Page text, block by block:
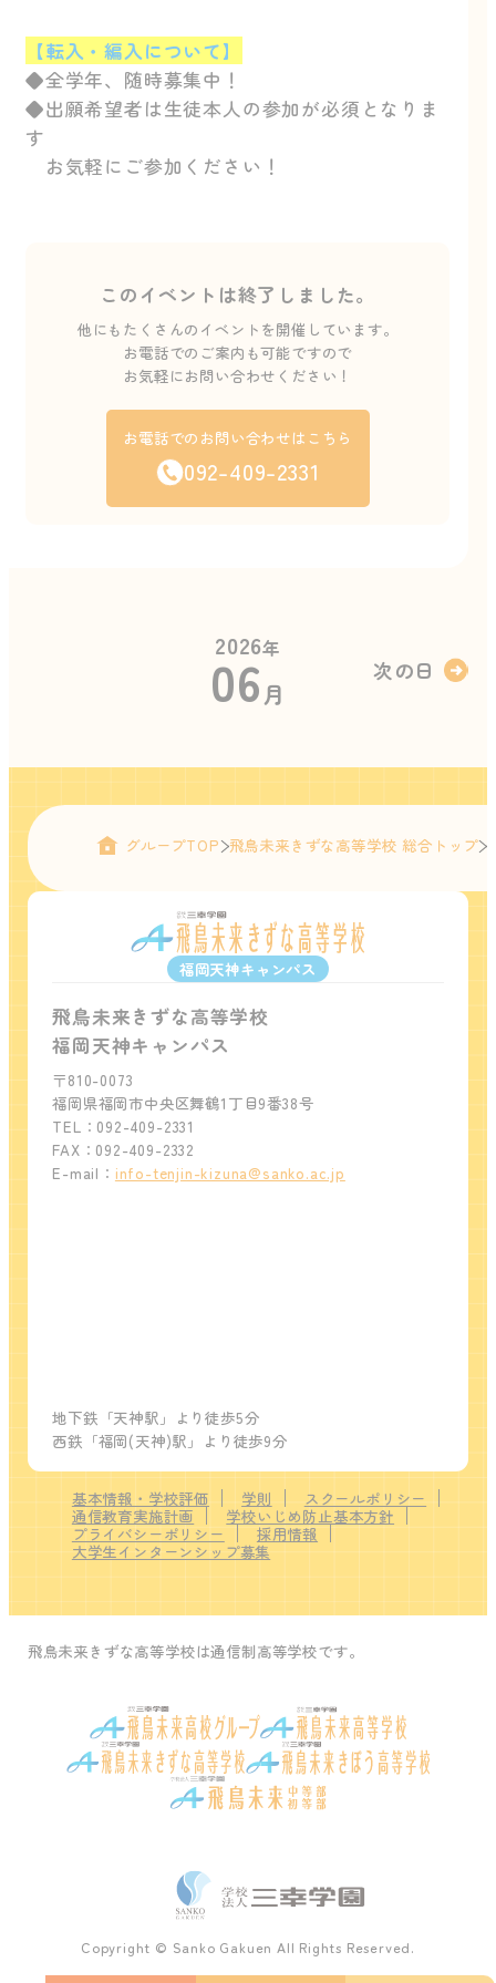
【転入・編入について】
◆全学年、随時募集中！
◆出願希望者は生徒本人の参加が必須となりま
す
お気軽にご参加ください！
このイベントは終了しました。
他にもたくさんのイベントを開催しています。
お電話でのご案内も可能ですので
お気軽にお問い合わせください！
お電話でのお問い合わせはこちら
092-409-2331
2026年
06月
次の日
グループTOP 飛鳥未来きずな高等学校 総合トップ
福岡天神キャンパス
飛鳥未来きずな高等学校
福岡天神キャンパス
〒810-0073
福岡県福岡市中央区舞鶴1丁目9番38号
TEL：092-409-2331
FAX：092-409-2332
E-mail： info-tenjin-kizuna@sanko.ac.jp
地下鉄「天神駅」より徒歩5分
西鉄「福岡(天神)駅」より徒歩9分
基本情報・学校評価 学則
スクールポリシー
通信教育実施計画
学校いじめ防止基本方針
プライバシーポリシー
採用情報
大学生インターンシップ募集
飛鳥未来きずな高等学校は通信制高等学校です。
Copyright © Sanko Gakuen All Rights Reserved.